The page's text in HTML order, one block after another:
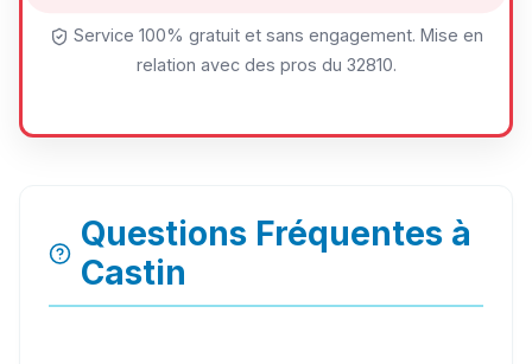
Service 100% gratuit et sans engagement. Mise en
relation avec des pros du 32810.
Questions Fréquentes à
Castin